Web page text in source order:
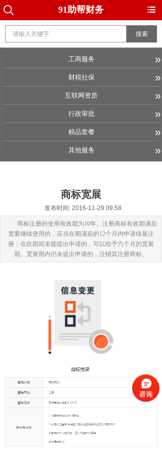
搜索
工商服务 »
财税社保 »
互联网资质 »
行政审批 »
精品套餐 »
其他服务 »
商标宽展
发布时间: 2016-11-29 09:58
商标注册的使用有效期为10年。注册商标有效期满后
需要继续使用的，应当在期满前的12个月内申请续展注
册；在此期间未能提出申请的，可以给予六个月的宽展
期。宽展期内仍未提出申请的，注销其注册商标。
91助帮财务